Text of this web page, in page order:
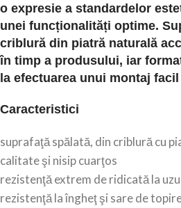
o expresie a standardelor
unei funcționalități optime.
criblură din piatră naturală
în timp a produsului, iar
la efectuarea unui montaj
Caracteristici
suprafaţă spălată, din criblură cu
calitate şi nisip cuarţos
rezistenţă extrem de ridicată la
rezistenţă la îngheţ şi sare de